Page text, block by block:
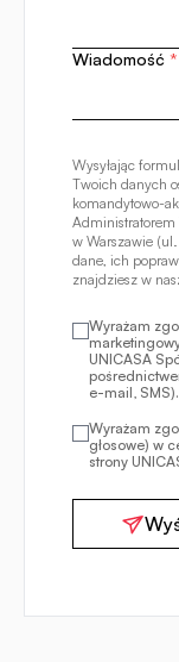
Wiadomość *
Wysyłając
Twoich danych
komandytowo-
Administratorem
w Warszawie
dane, ich
znajdziesz w
Wyrażam
UNICASA
e-mail, SMS).
Wyrażam
głosowe) w
strony